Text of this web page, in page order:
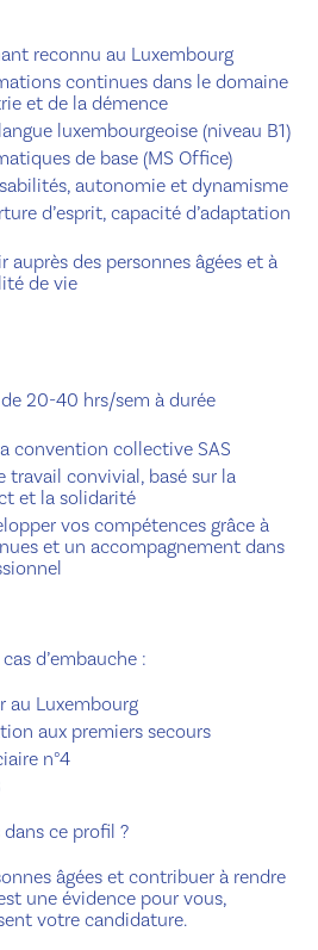
reconnu au Luxembourg
continues dans le domaine
et de la démence
luxembourgeoise (niveau B1)
de base (MS Office)
autonomie et dynamisme
d’esprit, capacité d’adaptation
auprès des personnes âgées et à
de vie
20-40 hrs/sem à durée
convention collective SAS
travail convivial, basé sur la
et la solidarité
vos compétences grâce à
et un accompagnement dans
d’embauche :
au Luxembourg
aux premiers secours
n°4
ce profil ?
âgées et contribuer à rendre
une évidence pour vous,
votre candidature.